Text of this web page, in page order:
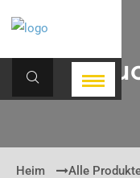
Heim Alle